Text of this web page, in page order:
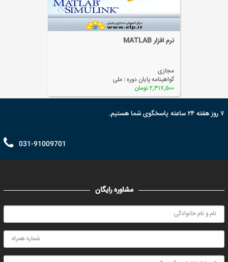
آشنایی با شبکه اینترنت پیشرفته
مجازی
گواهینامه پایان دوره : ملی
۲,۰۳۷,۵۰۰ تومان
۷ روز هفته ۲۴ ساعته پاسخگوی شما هستیم.
031-91009701
مشاوره رایگان